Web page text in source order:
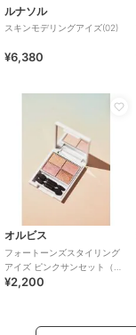
ルナソル
スキンモデリングアイズ(02)
¥6,380
オルビス
フォートーンズスタイリング
アイズ ピンクサンセット（ア
イカラーパレット）
¥2,200